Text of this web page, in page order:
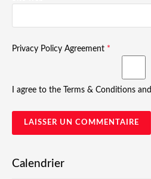
Privacy Policy Agreement *
I agree to the Terms & Conditions and
Calendrier